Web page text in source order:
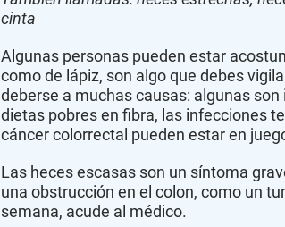
cinta
Algunas personas pueden estar
como de lápiz, son algo que debes
deberse a muchas causas: algunas
dietas pobres en fibra, las infecciones
cáncer colorrectal pueden estar en
Las heces escasas son un síntoma
una obstrucción en el colon, como un
semana, acude al médico.